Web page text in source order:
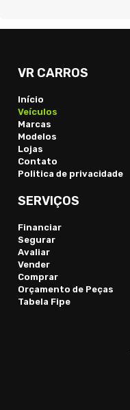
VR CARROS
Início
Veículos
Marcas
Modelos
Lojas
Contato
Politica de privacidade
SERVIÇOS
Financiar
Segurar
Avaliar
Vender
Comprar
Orçamento de Peças
Tabela Fipe